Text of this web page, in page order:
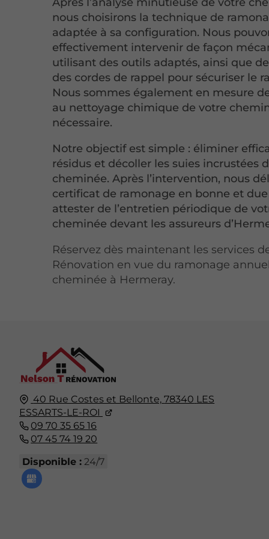
nous choisirons la technique de
adaptée à sa configuration. Nous
effectivement intervenir de façon
utilisant des outils adaptés, ainsi que
des cordes de rappel pour sécuriser le
Nous sommes également en mesure
au nettoyage chimique de votre
nécessaire.
Notre objectif est simple : éliminer
résidus et décoller les suies incrustées
cheminée. Après l’intervention, nous
certificat de ramonage en bonne et
attester de l’entretien périodique de
cheminée devant les assureurs
Réservez dès maintenant les services
Rénovation en vue du ramonage
cheminée à Hermeray.
40 Rue Costes et Bellonte, 78340 LES
ESSARTS-LE-ROI
09 70 35 65 16
07 45 74 19 20
Disponible : 24/7